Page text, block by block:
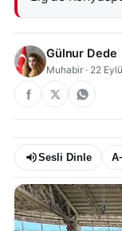
Gülnur Dede
Muhabir · 22
Sesli Dinle